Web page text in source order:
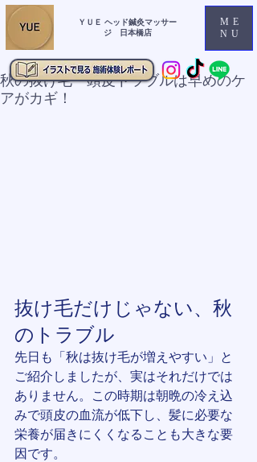
ＹＵＥ ヘッド鍼灸マッサー
ジ 日本橋店
ME
NU
秋の抜け毛・頭皮トラブルは早めのケ
アがカギ！
抜け毛だけじゃない、秋
のトラブル
先日も「秋は抜け毛が増えやすい」と
ご紹介しましたが、実はそれだけでは
ありません。この時期は朝晩の冷え込
みで頭皮の血流が低下し、髪に必要な
栄養が届きにくくなることも大きな要
因です。